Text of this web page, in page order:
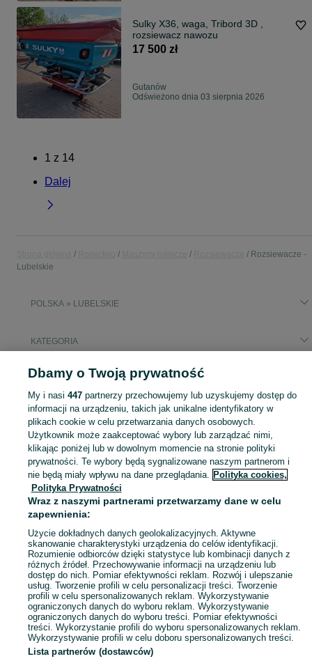
Sulky X36, waga, Tribord 3D ,
rozsiewacz nawozu
17 500 zł
Gutanów
Odświeżono dnia 03 sierpnia 2026
1 z 14
Dalej
Rozsiewacze -
Lubelskie
POLSKA » LUBELSKIE
KATEGORIA
Popularne wyszukiwania
rauch rozsiewacz wapna rozsiewacz nawozu rcw sulky
Skorzystaj z największego serwisu ogłoszeniowego - Lubelskie i okolice! - kupuj lub sprzedawaj jeszcze wygodniej w kategorii Rozsiewacze! Zobacz
Mapa kategorii
Mapa miejscowości
Mapa ministron
Popularne wyszukiwania
Dbamy o Twoją prywatność
My i nasi 447partnerzy przechowujemy lub uzyskujemy dostęp do
informacji na urządzeniu, takich jak unikalne identyfikatory w
plikach cookie w celu przetwarzania danych osobowych.
Użytkownik może zaakceptować wybory lub zarządzać nimi,
klikając poniżej lub w dowolnym momencie na stronie polityki
prywatności. Te wybory będą sygnalizowane naszym partnerom i
nie będą miały wpływu na dane przeglądania. Polityka cookies,
Polityka Prywatności
Wraz z naszymi partnerami przetwarzamy dane w celu
zapewnienia:
Użycie dokładnych danych geolokalizacyjnych. Aktywne
skanowanie charakterystyki urządzenia do celów identyfikacji.
Rozumienie odbiorców dzięki statystyce lub kombinacji danych z
różnych źródeł. Przechowywanie informacji na urządzeniu lub
dostęp do nich. Pomiar efektywności reklam. Rozwój i ulepszanie
usług. Tworzenie profili w celu personalizacji treści. Tworzenie
profili w celu spersonalizowanych reklam. Wykorzystywanie
ograniczonych danych do wyboru reklam. Wykorzystywanie
ograniczonych danych do wyboru treści. Pomiar efektywności
treści. Wykorzystanie profili do wyboru spersonalizowanych reklam.
Wykorzystywanie profili w celu doboru spersonalizowanych treści.
Lista partnerów (dostawców)